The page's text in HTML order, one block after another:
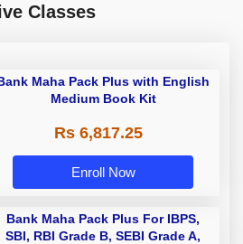
Classes
Maha Pack Plus with English
Medium Book Kit
Rs 6,817.25
Enroll Now
Bank Maha Pack Plus For IBPS,
SBI, RBI Grade B, SEBI Grade A,